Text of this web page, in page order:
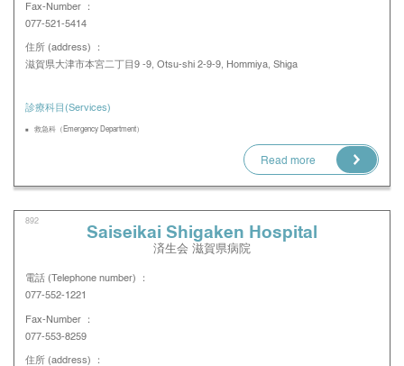
Fax-Number ：
077-521-5414
住所 (address) ：
滋賀県大津市本宮二丁目9 -9, Otsu-shi 2-9-9, Hommiya, Shiga
診療科目(Services)
救急科（Emergency Department）
Read more
892
Saiseikai Shigaken Hospital
済生会 滋賀県病院
電話 (Telephone number) ：
077-552-1221
Fax-Number ：
077-553-8259
住所 (address) ：